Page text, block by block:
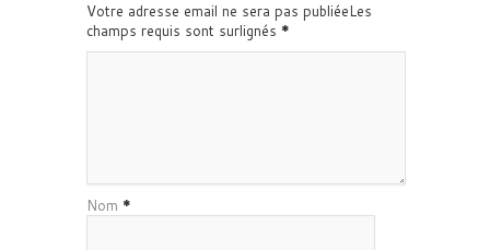
Votre adresse email ne sera pas publiéeLes
champs requis sont surlignés *
Nom *